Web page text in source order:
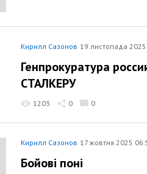
Кирилл Сазонов 19 листопада
Генпрокуратура
СТАЛКЕРУ
1203 0 0
Кирилл Сазонов 17 жовтня 2025
Бойові поні